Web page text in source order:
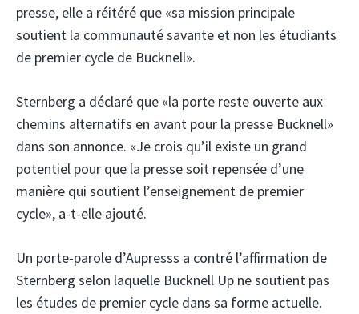
presse, elle a réitéré que «sa mission principale
soutient la communauté savante et non les étudiants
de premier cycle de Bucknell».
Sternberg a déclaré que «la porte reste ouverte aux
chemins alternatifs en avant pour la presse Bucknell»
dans son annonce. «Je crois qu’il existe un grand
potentiel pour que la presse soit repensée d’une
manière qui soutient l’enseignement de premier
cycle», a-t-elle ajouté.
Un porte-parole d’Aupresss a contré l’affirmation de
Sternberg selon laquelle Bucknell Up ne soutient pas
les études de premier cycle dans sa forme actuelle.